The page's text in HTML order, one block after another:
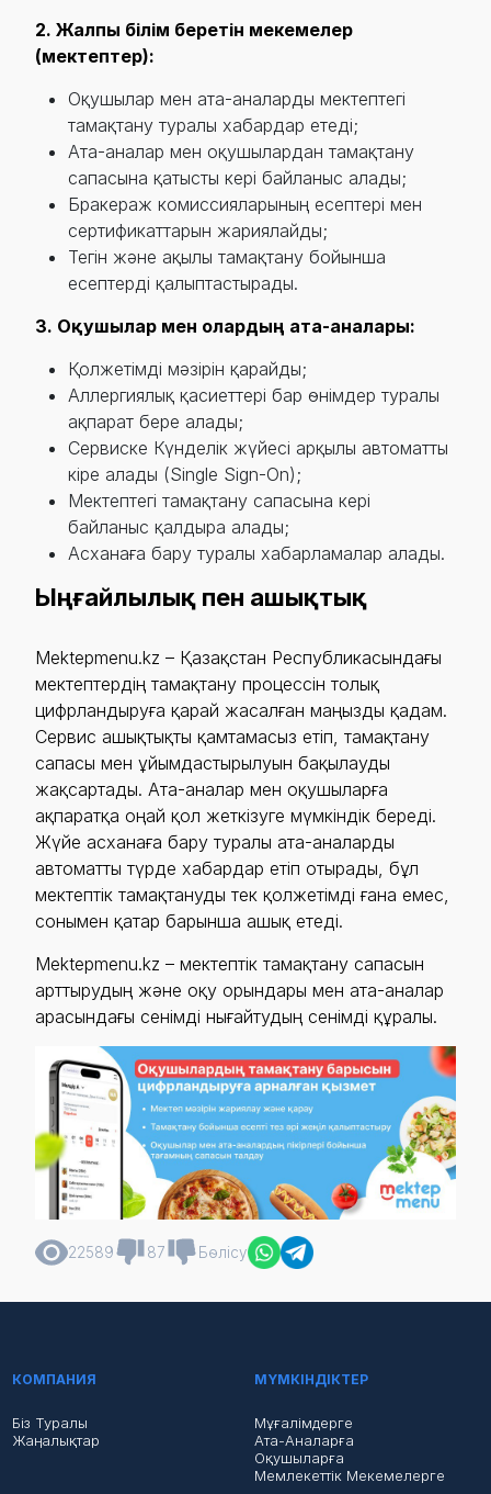
2. Жалпы білім беретін мекемелер
(мектептер):
Оқушылар мен ата-аналарды мектептегі
тамақтану туралы хабардар етеді;
Ата-аналар мен оқушылардан тамақтану
сапасына қатысты кері байланыс алады;
Бракераж комиссияларының есептері мен
сертификаттарын жариялайды;
Тегін және ақылы тамақтану бойынша
есептерді қалыптастырады.
3. Оқушылар мен олардың ата-аналары:
Қолжетімді мәзірін қарайды;
Аллергиялық қасиеттері бар өнімдер туралы
ақпарат бере алады;
Сервиске Күнделік жүйесі арқылы автоматты
кіре алады (Single Sign-On);
Мектептегі тамақтану сапасына кері
байланыс қалдыра алады;
Асханаға бару туралы хабарламалар алады.
Ыңғайлылық пен ашықтық
Mektepmenu.kz – Қазақстан Республикасындағы
мектептердің тамақтану процессін толық
цифрландыруға қарай жасалған маңызды қадам.
Сервис ашықтықты қамтамасыз етіп, тамақтану
сапасы мен ұйымдастырылуын бақылауды
жақсартады. Ата-аналар мен оқушыларға
ақпаратқа оңай қол жеткізуге мүмкіндік береді.
Жүйе асханаға бару туралы ата-аналарды
автоматты түрде хабардар етіп отырады, бұл
мектептік тамақтануды тек қолжетімді ғана емес,
сонымен қатар барынша ашық етеді.
Mektepmenu.kz – мектептік тамақтану сапасын
арттырудың және оқу орындары мен ата-аналар
арасындағы сенімді нығайтудың сенімді құралы.
22589 87 Бөлісу
КОМПАНИЯ
Біз Туралы
Жаңалықтар
МҮМКІНДІКТЕР
Мұғалімдерге
Ата-Аналарға
Оқушыларға
Мемлекеттік Мекемелерге